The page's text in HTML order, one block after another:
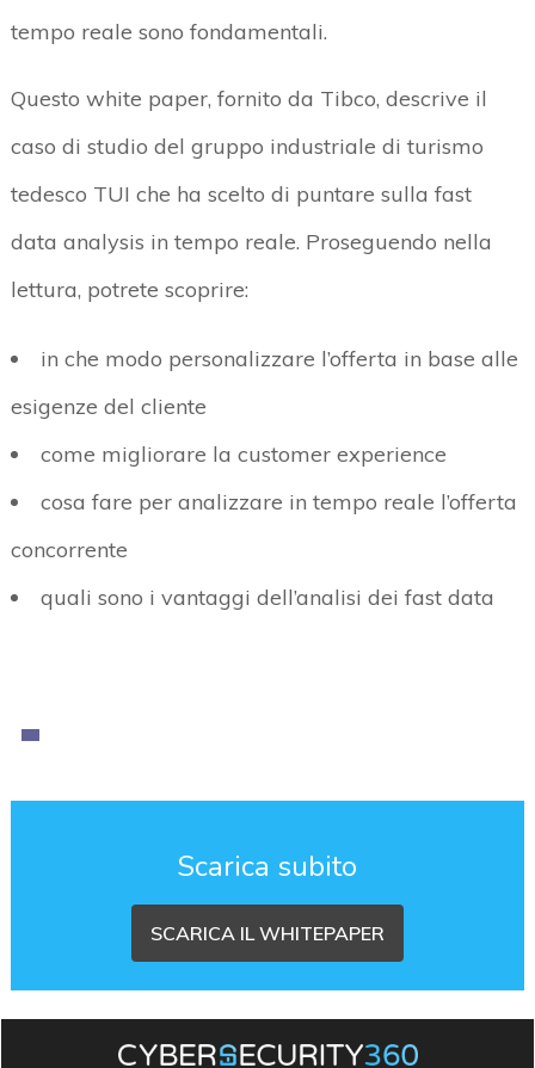
tempo reale sono fondamentali.
Questo white paper, fornito da Tibco, descrive il
caso di studio del gruppo industriale di turismo
tedesco TUI che ha scelto di puntare sulla fast
data analysis in tempo reale. Proseguendo nella
lettura, potrete scoprire:
in che modo personalizzare l’offerta in base alle
esigenze del cliente
come migliorare la customer experience
cosa fare per analizzare in tempo reale l’offerta
concorrente
quali sono i vantaggi dell’analisi dei fast data
Scarica subito
SCARICA IL WHITEPAPER